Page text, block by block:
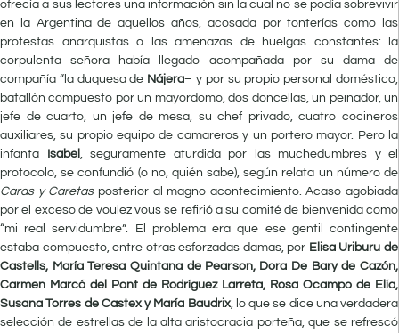
ofrecía a sus lectores una información sin la cual no se podía sobrevivir
en la Argentina de aquellos años, acosada por tonterías como las
protestas anarquistas o las amenazas de huelgas constantes: la
corpulenta señora había llegado acompañada por su dama de
compañía “la duquesa de Nájera– y por su propio personal doméstico,
batallón compuesto por un mayordomo, dos doncellas, un peinador, un
jefe de cuarto, un jefe de mesa, su chef privado, cuatro cocineros
auxiliares, su propio equipo de camareros y un portero mayor. Pero la
infanta
Isabel
, seguramente aturdida por las muchedumbres y el
protocolo, se confundió (o no, quién sabe), según relata un número de
Caras y Caretasposterior al magno acontecimiento. Acaso agobiada
por el exceso de voulez vous se refirió a su comité de bienvenida como
“mi real servidumbre”. El problema era que ese gentil contingente
estaba compuesto, entre otras esforzadas damas, por Elisa Uriburu de
Castells, María Teresa Quintana de Pearson, Dora De Bary de Cazón,
Carmen Marcó del Pont de Rodríguez Larreta, Rosa Ocampo de Elía,
Susana Torres de Castex y María Baudrix, lo que se dice una verdadera
selección de estrellas de la alta aristocracia porteña, que se refrescó